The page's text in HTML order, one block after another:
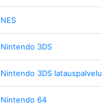
NES
Nintendo 3DS
Nintendo 3DS latauspalvelu
Nintendo 64